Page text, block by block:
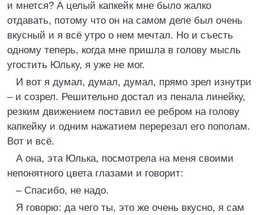
и мнется? А целый капкейк мне было жалко
отдавать, потому что он на самом деле был очень
вкусный и я всё утро о нем мечтал. Но и съесть
одному теперь, когда мне пришла в голову мысль
угостить Юльку, я уже не мог.
И вот я думал, думал, думал, прямо зрел изнутри
– и созрел. Решительно достал из пенала линейку,
резким движением поставил ее ребром на голову
капкейку и одним нажатием перерезал его пополам.
Вот и всё.
А она, эта Юлька, посмотрела на меня своими
непонятного цвета глазами и говорит:
– Спасибо, не надо.
Я говорю: да чего ты, это же очень вкусно, я сам